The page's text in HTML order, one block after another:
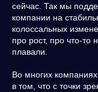
сейчас. Так мы
компании на
колоссальных
про рост, про что-
плавали.
Во многих
в том, что с точки